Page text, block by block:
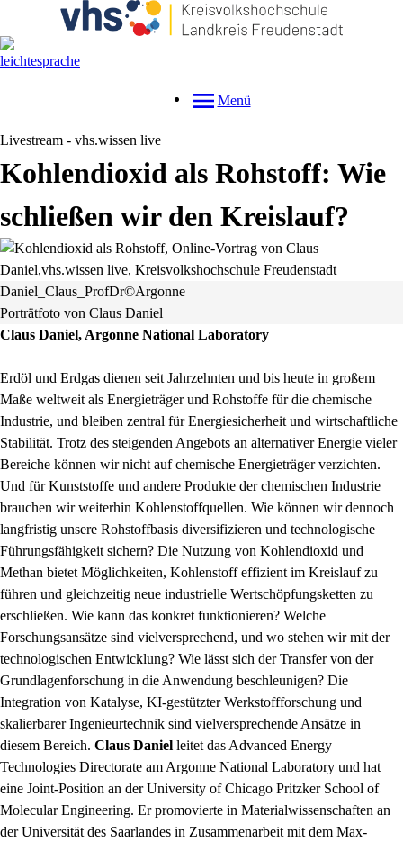
Menü
Livestream - vhs.wissen live
Kohlendioxid als Rohstoff: Wie
schließen wir den Kreislauf?
Daniel_Claus_ProfDr©Argonne
Porträtfoto von Claus Daniel
Claus Daniel, Argonne National Laboratory
Erdöl und Erdgas dienen seit Jahrzehnten und bis heute in großem
Maße weltweit als Energieträger und Rohstoffe für die chemische
Industrie, und bleiben zentral für Energiesicherheit und wirtschaftliche
Stabilität. Trotz des steigenden Angebots an alternativer Energie vieler
Bereiche können wir nicht auf chemische Energieträger verzichten.
Und für Kunststoffe und andere Produkte der chemischen Industrie
brauchen wir weiterhin Kohlenstoffquellen. Wie können wir dennoch
langfristig unsere Rohstoffbasis diversifizieren und technologische
Führungsfähigkeit sichern? Die Nutzung von Kohlendioxid und
Methan bietet Möglichkeiten, Kohlenstoff effizient im Kreislauf zu
führen und gleichzeitig neue industrielle Wertschöpfungsketten zu
erschließen. Wie kann das konkret funktionieren? Welche
Forschungsansätze sind vielversprechend, und wo stehen wir mit der
technologischen Entwicklung? Wie lässt sich der Transfer von der
Grundlagenforschung in die Anwendung beschleunigen? Die
Integration von Katalyse, KI-gestützter Werkstoffforschung und
skalierbarer Ingenieurtechnik sind vielversprechende Ansätze in
diesem Bereich. Claus Daniel leitet das Advanced Energy
Technologies Directorate am Argonne National Laboratory und hat
eine Joint-Position an der University of Chicago Pritzker School of
Molecular Engineering. Er promovierte in Materialwissenschaften an
der Universität des Saarlandes in Zusammenarbeit mit dem Max-